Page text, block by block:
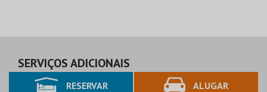
SERVIÇOS ADICIONAIS
RESERVAR ALUGAR